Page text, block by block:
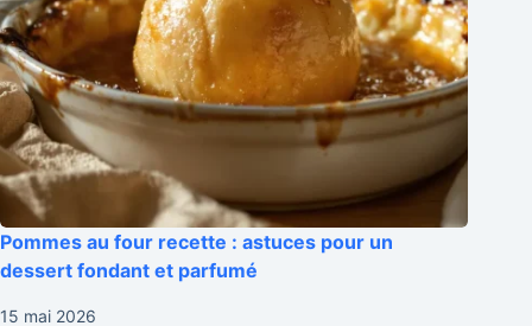
Pommes au four recette : astuces pour un
dessert fondant et parfumé
15 mai 2026